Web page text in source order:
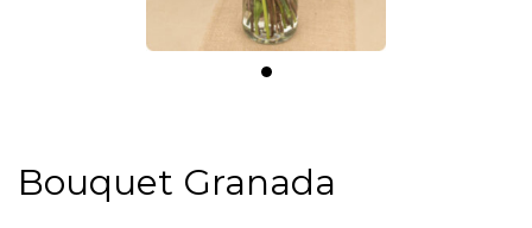
Bouquet Granada